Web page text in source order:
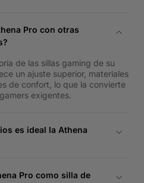
Pro con otras
de las sillas gaming de su
un ajuste superior, materiales
de confort, lo que la convierte
exigentes.
es ideal la Athena
horas sentados y exigen el
Pro como silla de